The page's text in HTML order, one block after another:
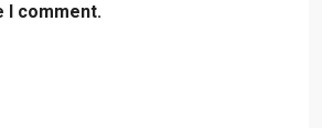
I comment.